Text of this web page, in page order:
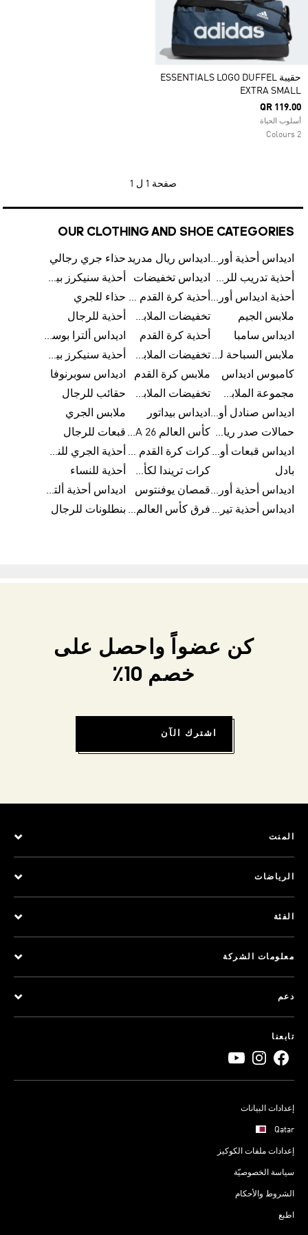
حقيبة ESSENTIALS LOGO DUFFEL
EXTRA SMALL
QR 119.00
أسلوب الحياة
2 Colours
صفحة 1 ل 1
OUR CLOTHING AND SHOE CATEGORIES
اديداس أحذية أورجينالز اديداس ريال مدريد حذاء جري رجالي
أحذية تدريب للرجال
اديداس تخفيضات
أحذية سنيكرز بيضاء للرجال
أحذية اديداس أورجينال للنساء
أحذية كرة القدم للرجال حذاء للجري
ملابس الجيم
تخفيضات الملابس للأطفال
أحذية للرجال
اديداس سامبا
أحذية كرة القدم
اديداس ألترا بوست
ملابس السباحة للرجال
تخفيضات الملابس الرياضية
أحذية سنيكرز بيضاء للرجال
كامبوس اديداس
ملابس كرة القدم
اديداس سوبرنوفا
مجموعة الملابس الرياضية
تخفيضات الملابس للرجال
حقائب للرجال
اديداس صنادل أورجينال للنساء اديداس بيداتور
ملابس الجري
حمالات صدر رياضية
كأس العالم FIFA 26™ قبعات للرجال
اديداس قبعات أورجينال للرجال
كرات كرة القدم للرجال
أحذية الجري للنساء
بادل
كرات تريندا لكأس العالم FIFA 26™
أحذية للنساء
اديداس أحذية أورجينال للرجالقمصان يوفنتوس
اديداس أحذية ألترا بوست للرجال
اديداس أحذية تيريكس
فرق كأس العالم FIFA 26™ بنطلونات للرجال
كن عضواً واحصل على
خصم 10٪
اشترك الآن
المنت
الرياضات
الفئة
معلومات الشركة
دعم
تابعنا
إعدادات البيانات
Qatar
إعدادات ملفات الكوكيز
سياسة الخصوصيّة
الشروط والأحكام
اطبع